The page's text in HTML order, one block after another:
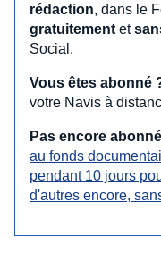
rédaction, dans le
gratuitement et
Social.
Vous êtes abonné
votre Navis à
Pas encore
au fonds
pendant 10 jours
d'autres encore,